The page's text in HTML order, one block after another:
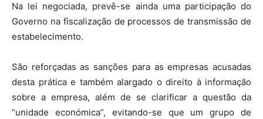
Na lei negociada, prevê-se ainda uma participação do
Governo na fiscalização de processos de transmissão de
estabelecimento.
São reforçadas as sanções para as empresas acusadas
desta prática e também alargado o direito à informação
sobre a empresa, além de se clarificar a questão da
“unidade económica”, evitando-se que um grupo de